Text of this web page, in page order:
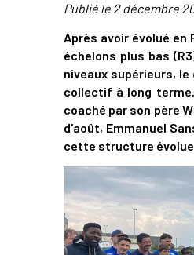
Publié le 2 décembre
Après avoir évolué en
échelons plus bas
niveaux supérieurs,
collectif à long
coaché par son père
d'août, Emmanuel
cette structure